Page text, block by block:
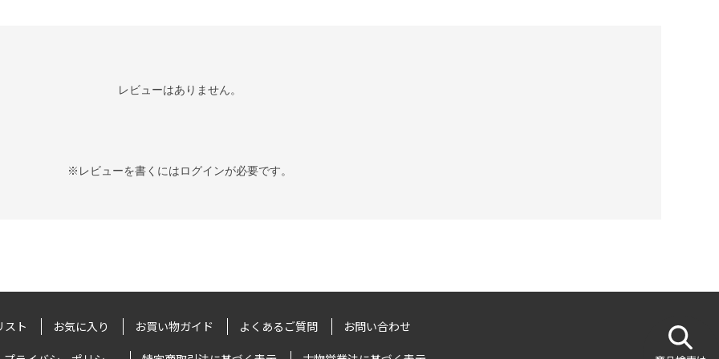
レビューはありません。
※レビューを書くにはログインが必要です。
スト お気に入り お買い物ガイド よくあるご質問 お問い合わせ